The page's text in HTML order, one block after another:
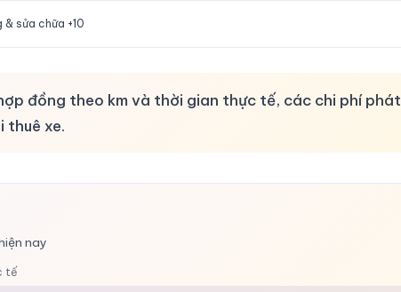
& sửa chữa +10
đồng theo km và thời gian thực tế, các chi phí phát
thuê xe.
nay
tế